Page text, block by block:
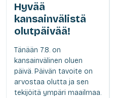
Hyvää
kansainvälistä
olutpäivää!
Tänään 7.8. on
kansainvälinen oluen
päivä. Päivän tavoite on
arvostaa olutta ja sen
tekijöitä ympäri maailmaa.